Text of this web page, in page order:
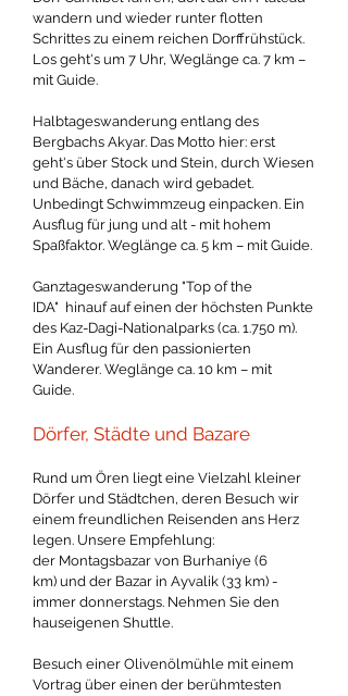
wandern und wieder runter flotten
Schrittes zu einem reichen Dorffrühstück.
Los geht's um 7 Uhr, Weglänge ca. 7 km –
mit Guide.
Halbtageswanderung entlang des
Bergbachs Akyar. Das Motto hier: erst
geht's über Stock und Stein, durch Wiesen
und Bäche, danach wird gebadet.
Unbedingt Schwimmzeug einpacken. Ein
Ausflug für jung und alt - mit hohem
Spaßfaktor. Weglänge ca. 5 km – mit Guide.
Ganztageswanderung "Top of the
IDA" hinauf auf einen der höchsten Punkte
des Kaz-Dagi-Nationalparks (ca. 1.750 m).
Ein Ausflug für den passionierten
Wanderer. Weglänge ca. 10 km – mit
Guide.
Dörfer, Städte und Bazare
Rund um Ören liegt eine Vielzahl kleiner
Dörfer und Städtchen, deren Besuch wir
einem freundlichen Reisenden ans Herz
legen. Unsere Empfehlung:
der Montagsbazar von Burhaniye (6
km) und der Bazar in Ayvalik (33 km) -
immer donnerstags. Nehmen Sie den
hauseigenen Shuttle.
Besuch einer Olivenölmühle mit einem
Vortrag über einen der berühmtesten